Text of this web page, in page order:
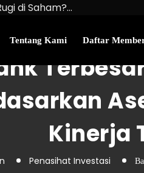
di Saham?…
Uang Perlu…
Tentang Kami Daftar
Kinerja
Penasihat Investasi